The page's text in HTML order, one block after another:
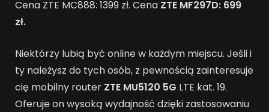
Cena ZTE MC888: 1399 zł. Cena ZTE MF297D: 699
zł.
Niektórzy lubią być online w każdym miejscu. Jeśli i
ty należysz do tych osób, z pewnością zainteresuje
cię mobilny router ZTE MU5120 5G LTE kat. 19.
Oferuje on wysoką wydajność dzięki zastosowaniu